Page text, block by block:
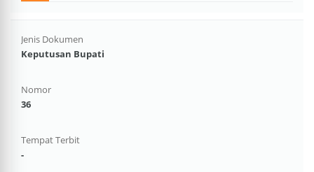
Jenis Dokumen
Keputusan Bupati
Nomor
36
Tempat Terbit
-